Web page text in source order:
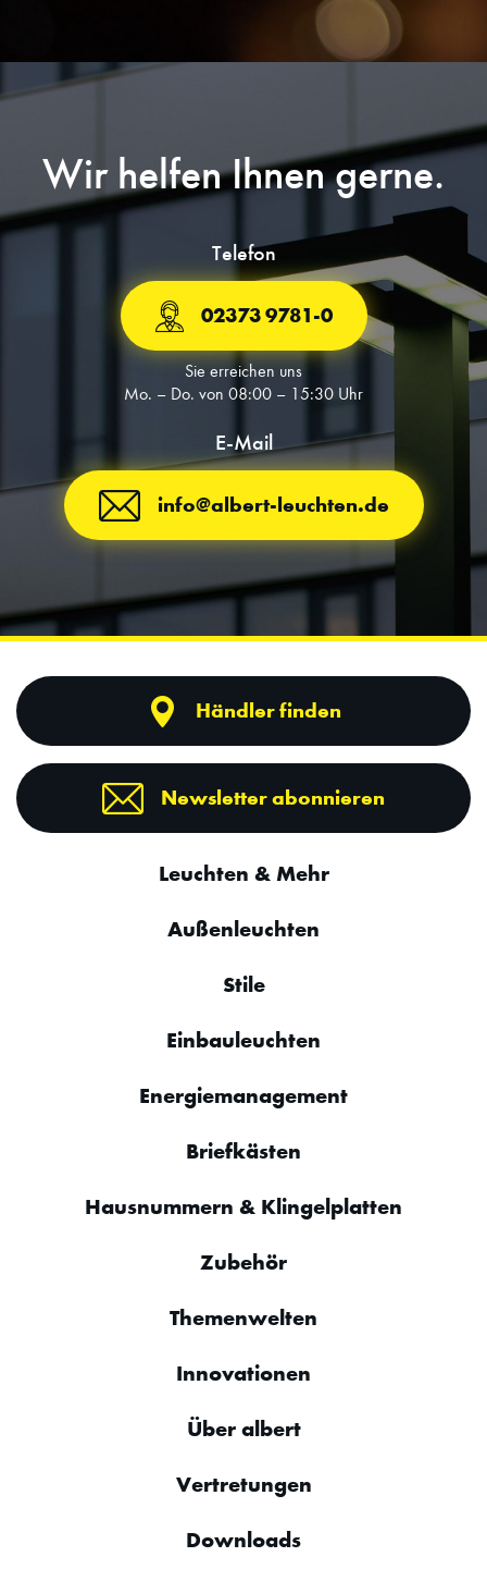
Wir helfen Ihnen gerne.
Telefon
02373 9781-0
Sie erreichen uns
Mo. – Do. von 08:00 – 15:30 Uhr
E-Mail
info@albert-leuchten.de
Leuchten & Mehr
Außenleuchten
Stile
Einbauleuchten
Energiemanagement
Briefkästen
Hausnummern & Klingelplatten
Zubehör
Themenwelten
Innovationen
Über albert
Vertretungen
Downloads
Händler finden
Newsletter abonnieren